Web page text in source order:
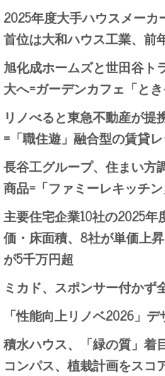
2025年度大手ハウスメー
首位は大和ハウス工業、前
旭化成ホームズと世田谷ト
大へ=ガーデンカフェ「と
リノべると東急不動産が提
=「職住遊」融合型の賃貸
長谷工グループ、住まい方
商品=「ファミーレキッチ
主要住宅企業10社の2025年
価・床面積、8社が単価上
が5千万円超
ミカド、スポンサー付かず
「性能向上リノベ2026」
積水ハウス、「緑の質」着
コンパス、植栽計画をスコ